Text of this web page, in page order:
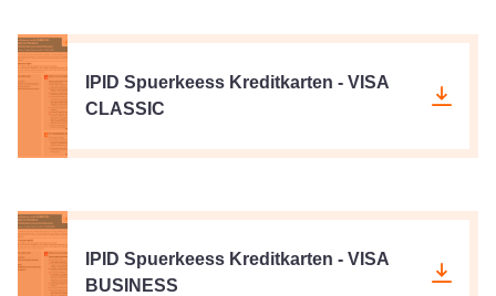
IPID Spuerkeess Kreditkarten - VISA
CLASSIC
IPID Spuerkeess Kreditkarten - VISA
BUSINESS